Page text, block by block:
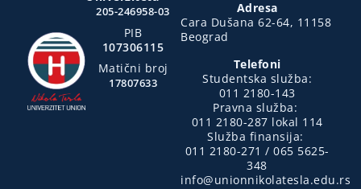
205-246958-03
PIB
107306115
Matični broj
17807633
Adresa
Cara Dušana 62-64, 11158
Beograd
Telefoni
Studentska služba:
011 2180-143
Pravna služba:
011 2180-287 lokal 114
Služba finansija:
011 2180-271 / 065 5625-
348
info@unionnikolatesla.edu.rs